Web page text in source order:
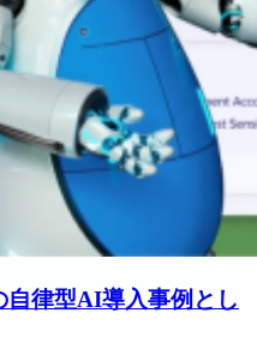
自律型AI導入事例とし